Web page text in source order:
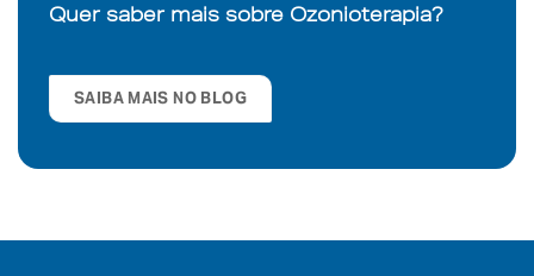
Quer saber mais sobre Ozonioterapia?
SAIBA MAIS NO BLOG